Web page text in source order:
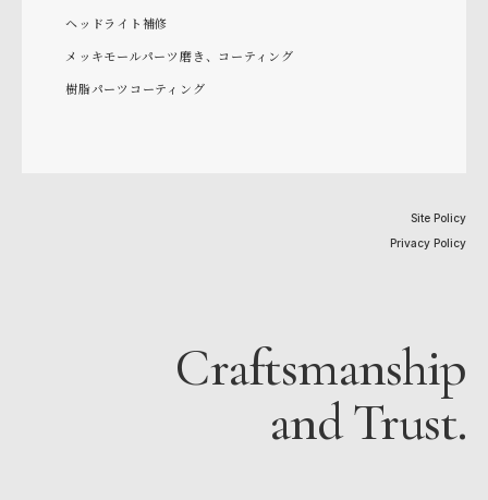
ヘッドライト補修
メッキモールパーツ磨き、コーティング
樹脂パーツコーティング
Site Policy
Privacy Policy
Craftsmanship
and Trust.